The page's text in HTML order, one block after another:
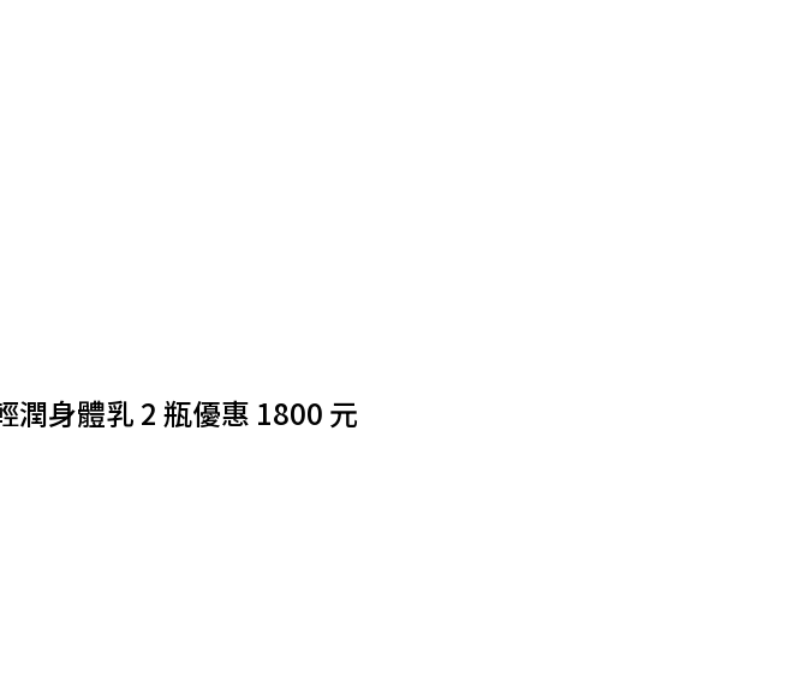
身體乳 2 瓶優惠 1800 元